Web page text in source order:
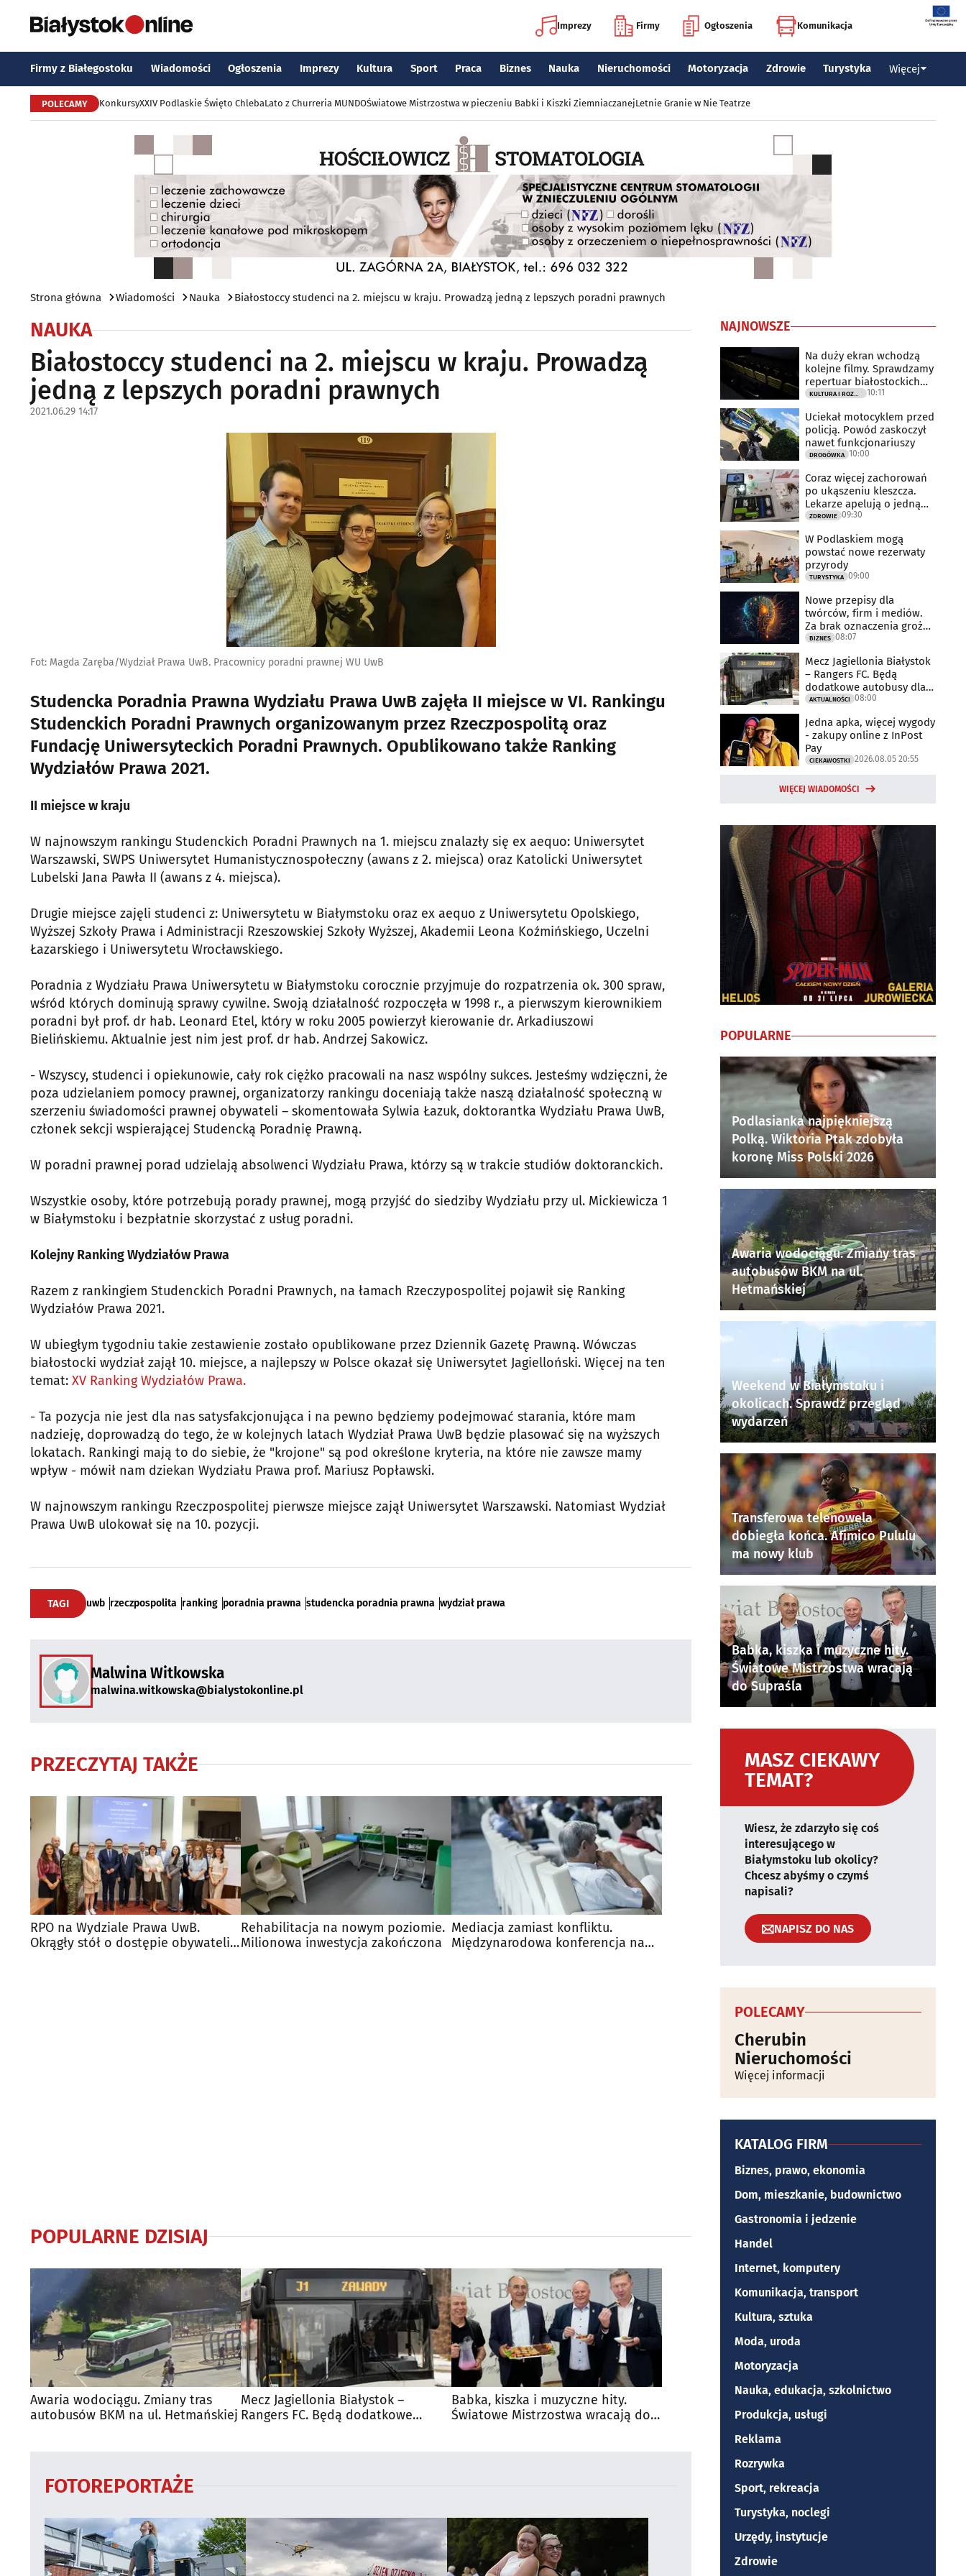
Imprezy Firmy Ogłoszenia Komunikacja
Firmy z Białegostoku Wiadomości Ogłoszenia Imprezy Kultura Sport Praca Biznes Nauka Nieruchomości Motoryzacja Zdrowie Turystyka Więcej
POLECAMY KonkursyXXIV Podlaskie Święto ChlebaLato z Churreria MUNDOŚwiatowe Mistrzostwa w pieczeniu Babki i Kiszki ZiemniaczanejLetnie Granie w Nie Teatrze
Strona główna Wiadomości Nauka Białostoccy studenci na 2. miejscu w kraju. Prowadzą jedną z lepszych poradni prawnych
NAUKA
Białostoccy studenci na 2. miejscu w kraju. Prowadzą
jedną z lepszych poradni prawnych
2021.06.29 14:17
Fot: Magda Zaręba/Wydział Prawa UwB. Pracownicy poradni prawnej WU UwB
Studencka Poradnia Prawna Wydziału Prawa UwB zajęła II miejsce w VI. Rankingu
Studenckich Poradni Prawnych organizowanym przez Rzeczpospolitą oraz
Fundację Uniwersyteckich Poradni Prawnych. Opublikowano także Ranking
Wydziałów Prawa 2021.
II miejsce w kraju
W najnowszym rankingu Studenckich Poradni Prawnych na 1. miejscu znalazły się ex aequo: Uniwersytet
Warszawski, SWPS Uniwersytet Humanistycznospołeczny (awans z 2. miejsca) oraz Katolicki Uniwersytet
Lubelski Jana Pawła II (awans z 4. miejsca).
Drugie miejsce zajęli studenci z: Uniwersytetu w Białymstoku oraz ex aequo z Uniwersytetu Opolskiego,
Wyższej Szkoły Prawa i Administracji Rzeszowskiej Szkoły Wyższej, Akademii Leona Koźmińskiego, Uczelni
Łazarskiego i Uniwersytetu Wrocławskiego.
Poradnia z Wydziału Prawa Uniwersytetu w Białymstoku corocznie przyjmuje do rozpatrzenia ok. 300 spraw,
wśród których dominują sprawy cywilne. Swoją działalność rozpoczęła w 1998 r., a pierwszym kierownikiem
poradni był prof. dr hab. Leonard Etel, który w roku 2005 powierzył kierowanie dr. Arkadiuszowi
Bielińskiemu. Aktualnie jest nim jest prof. dr hab. Andrzej Sakowicz.
- Wszyscy, studenci i opiekunowie, cały rok ciężko pracowali na nasz wspólny sukces. Jesteśmy wdzięczni, że
poza udzielaniem pomocy prawnej, organizatorzy rankingu doceniają także naszą działalność społeczną w
szerzeniu świadomości prawnej obywateli – skomentowała Sylwia Łazuk, doktorantka Wydziału Prawa UwB,
członek sekcji wspierającej Studencką Poradnię Prawną.
W poradni prawnej porad udzielają absolwenci Wydziału Prawa, którzy są w trakcie studiów doktoranckich.
Wszystkie osoby, które potrzebują porady prawnej, mogą przyjść do siedziby Wydziału przy ul. Mickiewicza 1
w Białymstoku i bezpłatnie skorzystać z usług poradni.
Kolejny Ranking Wydziałów Prawa
Razem z rankingiem Studenckich Poradni Prawnych, na łamach Rzeczypospolitej pojawił się Ranking
Wydziałów Prawa 2021.
W ubiegłym tygodniu takie zestawienie zostało opublikowane przez Dziennik Gazetę Prawną. Wówczas
białostocki wydział zajął 10. miejsce, a najlepszy w Polsce okazał się Uniwersytet Jagielloński. Więcej na ten
temat: XV Ranking Wydziałów Prawa.
- Ta pozycja nie jest dla nas satysfakcjonująca i na pewno będziemy podejmować starania, które mam
nadzieję, doprowadzą do tego, że w kolejnych latach Wydział Prawa UwB będzie plasować się na wyższych
lokatach. Rankingi mają to do siebie, że "krojone" są pod określone kryteria, na które nie zawsze mamy
wpływ - mówił nam dziekan Wydziału Prawa prof. Mariusz Popławski.
W najnowszym rankingu Rzeczpospolitej pierwsze miejsce zajął Uniwersytet Warszawski. Natomiast Wydział
Prawa UwB ulokował się na 10. pozycji.
TAGI uwb rzeczpospolita ranking poradnia prawna studencka poradnia prawna wydział prawa
Malwina Witkowska
malwina.witkowska@bialystokonline.pl
PRZECZYTAJ TAKŻE
RPO na Wydziale Prawa UwB.
Okrągły stół o dostępie obywateli
Rehabilitacja na nowym poziomie.
Milionowa inwestycja zakończona
Mediacja zamiast konfliktu.
Międzynarodowa konferencja na
POPULARNE DZISIAJ
Awaria wodociągu. Zmiany tras
autobusów BKM na ul. Hetmańskiej
Mecz Jagiellonia Białystok –
Rangers FC. Będą dodatkowe
Babka, kiszka i muzyczne hity.
Światowe Mistrzostwa wracają do
FOTOREPORTAŻE
NAJNOWSZE
Na duży ekran wchodzą
kolejne filmy. Sprawdzamy
repertuar białostockich
kin
10:11
Uciekał motocyklem przed
policją. Powód zaskoczył
nawet funkcjonariuszy
DROGÓWKA 10:00
Coraz więcej zachorowań
po ukąszeniu kleszcza.
Lekarze apelują o jedną
rzecz
ZDROWIE 09:30
W Podlaskiem mogą
powstać nowe rezerwaty
przyrody
TURYSTYKA 09:00
Nowe przepisy dla
twórców, firm i mediów.
Za brak oznaczenia grożą
milionowe
BIZNES 08:07
Mecz Jagiellonia Białystok
– Rangers FC. Będą
dodatkowe autobusy dla
kibiców
AKTUALNOŚCI 08:00
Jedna apka, więcej wygody
- zakupy online z InPost
Pay
CIEKAWOSTKI 2026.08.05 20:55
WIĘCEJ WIADOMOŚCI
POPULARNE
Podlasianka najpiękniejszą
Polką. Wiktoria Ptak zdobyła
koronę Miss Polski 2026
Awaria wodociągu. Zmiany tras
autobusów BKM na ul.
Hetmańskiej
Weekend w Białymstoku i
okolicach. Sprawdź przegląd
wydarzeń
Transferowa telenowela
dobiegła końca. Afimico Pululu
ma nowy klub
Babka, kiszka i muzyczne hity.
Światowe Mistrzostwa wracają
do Supraśla
MASZ CIEKAWY
TEMAT?
Wiesz, że zdarzyło się coś
interesującego w
Białymstoku lub okolicy?
Chcesz abyśmy o czymś
napisali?
NAPISZ DO NAS
POLECAMY
Cherubin
Nieruchomości
Więcej informacji
KATALOG FIRM
Biznes, prawo, ekonomia
Dom, mieszkanie, budownictwo
Gastronomia i jedzenie
Handel
Internet, komputery
Komunikacja, transport
Kultura, sztuka
Moda, uroda
Motoryzacja
Nauka, edukacja, szkolnictwo
Produkcja, usługi
Reklama
Rozrywka
Sport, rekreacja
Turystyka, noclegi
Urzędy, instytucje
Zdrowie